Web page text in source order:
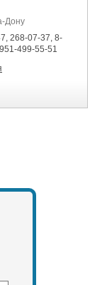
Дону
268-07-37, 8-
499-55-51